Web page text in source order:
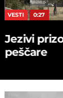
VESTI 0:27
Jezivi
peščare